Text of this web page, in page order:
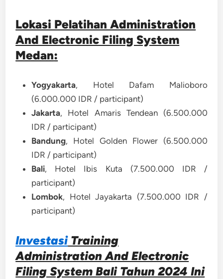
Lokasi Pelatihan Administration
And Electronic Filing System
Medan:
Yogyakarta, Hotel Dafam Malioboro
(6.000.000 IDR / participant)
Jakarta, Hotel Amaris Tendean (6.500.000
IDR / participant)
Bandung, Hotel Golden Flower (6.500.000
IDR / participant)
Bali, Hotel Ibis Kuta (7.500.000 IDR /
participant)
Lombok, Hotel Jayakarta (7.500.000 IDR /
participant)
InvestasiTraining
Administration And Electronic
Filing System Bali Tahun 2024 Ini